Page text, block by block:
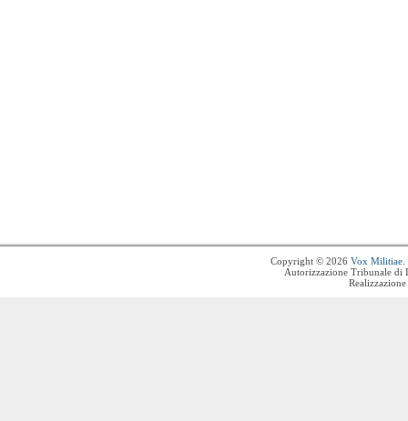
Copyright © 2026 Vox Militiae
Autorizzazione Tribunale di